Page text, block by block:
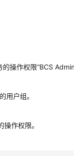
操作权限“BCS
用户组。
作权限。